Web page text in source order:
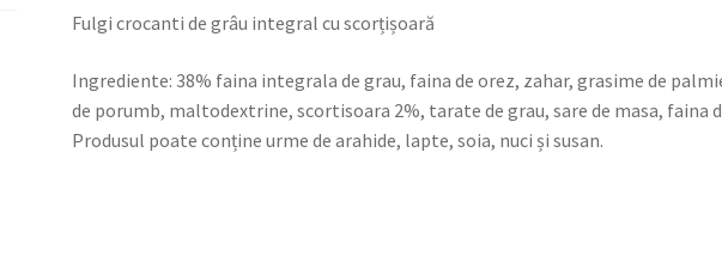
Fulgi crocanti de grâu integral cu scorțișoară
Ingrediente: 38% faina integrala de grau, faina de orez, zahar, grasime de
de porumb, maltodextrine, scortisoara 2%, tarate de grau, sare de masa, faina
Produsul poate conține urme de arahide, lapte, soia, nuci și susan.